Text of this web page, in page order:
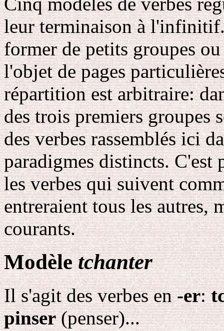
leur terminaison à
former de petits groupes
l'objet de pages
répartition est arbitraire:
des trois premiers groupes
des verbes rassemblés ici
paradigmes distincts.
les verbes qui suivent
entreraient tous les autres,
courants.
Modèletchanter
Il s'agit des verbes en-er:
pinser(penser)...